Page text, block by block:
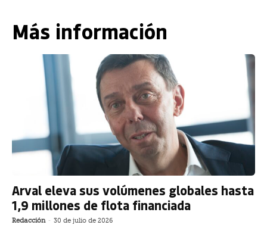
Más información
Arval eleva sus volúmenes globales hasta
1,9 millones de flota financiada
Redacción - 30 de julio de 2026